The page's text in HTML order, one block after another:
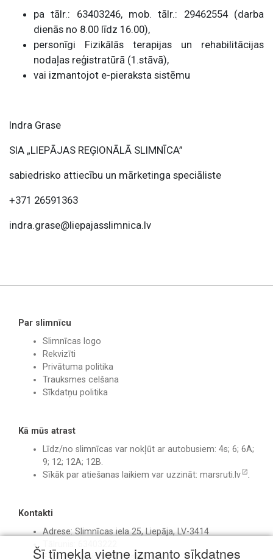
pa tālr.: 63403246, mob. tālr.: 29462554 (darba
dienās no 8.00 līdz 16.00),
personīgi Fizikālās terapijas un rehabilitācijas
nodaļas reģistratūrā (1.stāvā),
vai izmantojot e-pieraksta sistēmu
Indra Grase
SIA „LIEPĀJAS REĢIONĀLĀ SLIMNĪCA”
sabiedrisko attiecību un mārketinga speciāliste
+371 26591363
indra.grase@liepajasslimnica.lv
Par slimnīcu
Slimnīcas logo
Rekvizīti
Privātuma politika
Trauksmes celšana
Sīkdatņu politika
Kā mūs atrast
Līdz/no slimnīcas var nokļūt ar autobusiem: 4s; 6; 6A;
9; 12; 12A; 12B.
Sīkāk par atiešanas laikiem var uzzināt: marsruti.lv .
Kontakti
Adrese: Slimnīcas iela 25, Liepāja, LV-3414
E-pasts:birojs@liepajasslimnica.lv
Šī tīmekļa vietne izmanto sīkdatnes